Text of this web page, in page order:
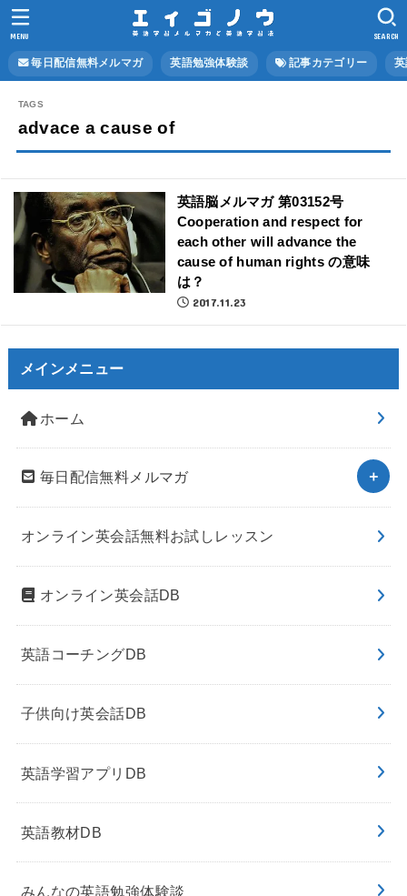
毎日配信無料メルマガ 英語勉強体験談 記事カテゴリー
SEARCH
MENU
advace a cause of
英語脳メルマガ 第03152号
Cooperation and respect for
each other will advance the
cause of human rights の意味
は？
2017.11.23
メインメニュー
ホーム
毎日配信無料メルマガ
オンライン英会話無料お試しレッスン
オンライン英会話DB
英語コーチングDB
子供向け英会話DB
英語学習アプリDB
英語教材DB
みんなの英語勉強体験談